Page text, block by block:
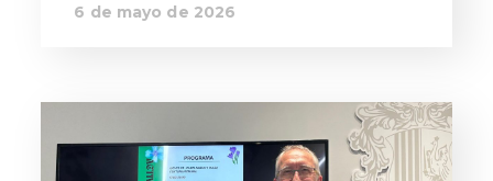
6 de mayo de 2026